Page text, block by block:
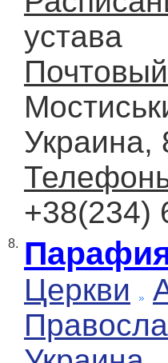
устава
Украина,
+38(234)
8.
Церкви